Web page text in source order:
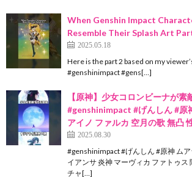
When Genshin Impact
Resemble Their Splash Art
2025.05.18
Here is the part 2 based on my
#genshinimpact #gens[…]
【原神】少女コロンビーナが素
#genshinimpact #げんしん #原
アイノ ファルカ 空月の歌 無凸
2025.08.30
#genshinimpact #げんしん #原神 ム
イアンサ 炎神 マーヴィカ ファトゥス
チャ[…]